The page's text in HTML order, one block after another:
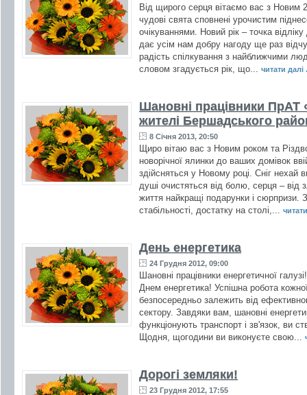
Від щирого серця вітаємо вас з Новим
чудові свята сповнені урочистим
очікуваннями. Новий рік – точка
дає усім нам добру нагоду ще раз
радість спілкування з найближчими
словом згадується рік, що... читати далі
Шановні працівники ПрАТ
жителі Бершадського
8 Січня 2013, 20:50
Щиро вітаю вас з Новим роком та
новорічної ялинки до ваших домівок
здійсняться у Новому році. Сніг нехай
душі очистяться від болю, серця – від
життя найкращі подарунки і сюрпризи.
стабільності, достатку на столі,...
День енергетика
24 Грудня 2012, 09:00
Шановні працівники енергетичної
Днем енергетика! Успішна робота
безпосередньо залежить від
сектору. Завдяки вам, шановні
функціонують транспорт і зв'язок, ви
Щодня, щогодини ви виконуєте свою...
Дорогі земляки!
23 Грудня 2012, 17:55